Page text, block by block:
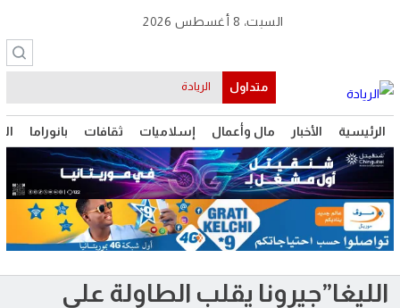
الرئيسية الأخبار مال وأعمال إسلاميات ثقافات بانوراما
السبت، 8 أغسطس 2026
متداول موريتانيا
الليغا”جيرونا يقلب الطاولة على